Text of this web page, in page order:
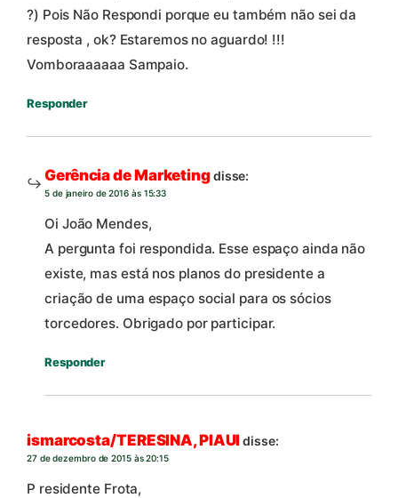
?) Pois Não Respondi porque eu também não sei da
resposta , ok? Estaremos no aguardo! !!!
Vomboraaaaaa Sampaio.
Responder
Gerência de Marketingdisse:
5 de janeiro de 2016 às 15:33
Oi João Mendes,
A pergunta foi respondida. Esse espaço ainda não
existe, mas está nos planos do presidente a
criação de uma espaço social para os sócios
torcedores. Obrigado por participar.
Responder
ismarcosta/TERESINA, PIAUIdisse:
27 de dezembro de 2015 às 20:15
P residente Frota,